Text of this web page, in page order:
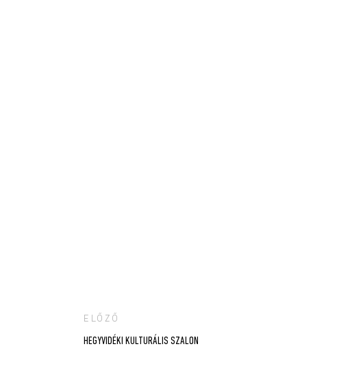
Bejegyzés
ELŐZŐ
HEGYVIDÉKI KULTURÁLIS SZALON